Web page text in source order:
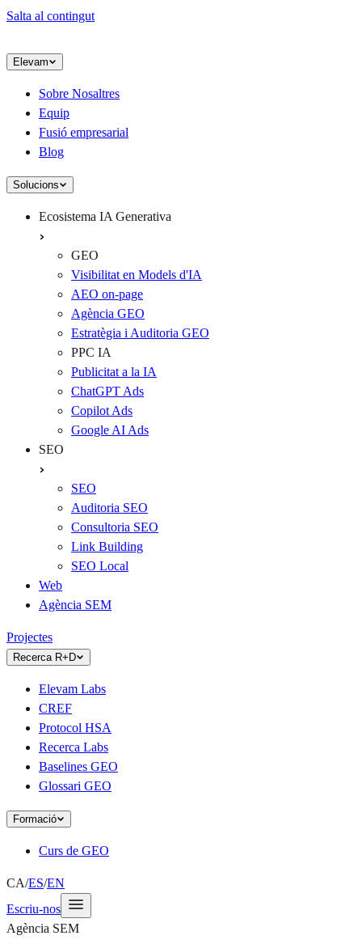
Salta al contingut
Elevam
Sobre Nosaltres
Equip
Fusió empresarial
Blog
Solucions
Ecosistema IA Generativa
GEO
Visibilitat en Models d'IA
AEO on-page
Agència GEO
Estratègia i Auditoria GEO
PPC IA
Publicitat a la IA
ChatGPT Ads
Copilot Ads
Google AI Ads
SEO
SEO
Auditoria SEO
Consultoria SEO
Link Building
SEO Local
Web
Agència SEM
Projectes
Recerca R+D
Elevam Labs
CREF
Protocol HSA
Recerca Labs
Baselines GEO
Glossari GEO
Formació
Curs de GEO
CA/ES/EN
Escriu-nos
Agència SEM